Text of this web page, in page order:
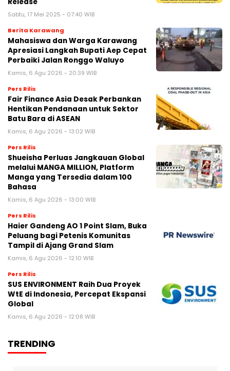
Release
Sabtu, 17 Mei 2025 - 07:40 WIB
Berita Karawang
Mahasiswa dan Warga Karawang
Apresiasi Langkah Bupati Aep Cepat
Perbaiki Jalan Ronggo Waluyo
Kamis, 6 Agu 2026 - 20:39 WIB
Pers Rilis
Fair Finance Asia Desak Perbankan
Hentikan Pendanaan untuk Sektor
Batu Bara di ASEAN
Kamis, 6 Agu 2026 - 13:02 WIB
Pers Rilis
Shueisha Perluas Jangkauan Global
melalui MANGA MILLION, Platform
Manga yang Tersedia dalam 100
Bahasa
Kamis, 6 Agu 2026 - 13:00 WIB
Pers Rilis
Haier Gandeng AO 1 Point Slam, Buka
Peluang bagi Petenis Komunitas
Tampil di Ajang Grand Slam
Kamis, 6 Agu 2026 - 12:10 WIB
Pers Rilis
SUS ENVIRONMENT Raih Dua Proyek
WtE di Indonesia, Percepat Ekspansi
Global
Kamis, 6 Agu 2026 - 12:08 WIB
TRENDING